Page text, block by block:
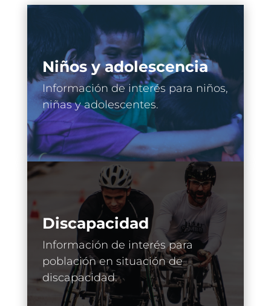
Niños y adolescencia
Información de interés para niños,
niñas y adolescentes.
Discapacidad
Información de interés para
población en situación de
discapacidad.